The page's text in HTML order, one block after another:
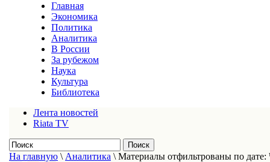
Главная
Экономика
Политика
Аналитика
В России
За рубежом
Наука
Культура
Библиотека
Лента новостей
Riata TV
На главную \ Аналитика \ Материалы отфильтрованы по дате: